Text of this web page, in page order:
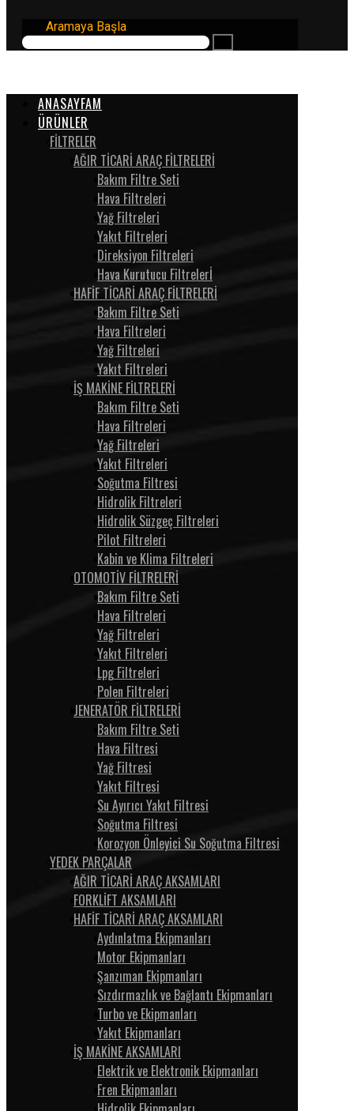
Aramaya Başla
ANASAYFAM
ÜRÜNLER
FİLTRELER
AĞIR TİCARİ ARAÇ FİLTRELERİ
Bakım Filtre Seti
Hava Filtreleri
Yağ Filtreleri
Yakıt Filtreleri
Direksiyon Filtreleri
Hava Kurutucu Filtrelerİ
HAFİF TİCARİ ARAÇ FİLTRELERİ
Bakım Filtre Seti
Hava Filtreleri
Yağ Filtreleri
Yakıt Filtreleri
İŞ MAKİNE FİLTRELERİ
Bakım Filtre Seti
Hava Filtreleri
Yağ Filtreleri
Yakıt Filtreleri
Soğutma Filtresi
Hidrolik Filtreleri
Hidrolik Süzgeç Filtreleri
Pilot Filtreleri
Kabin ve Klima Filtreleri
OTOMOTİV FİLTRELERİ
Bakım Filtre Seti
Hava Filtreleri
Yağ Filtreleri
Yakıt Filtreleri
Lpg Filtreleri
Polen Filtreleri
JENERATÖR FİLTRELERİ
Bakım Filtre Seti
Hava Filtresi
Yağ Filtresi
Yakıt Filtresi
Su Ayırıcı Yakıt Filtresi
Soğutma Filtresi
Korozyon Önleyici Su Soğutma Filtresi
YEDEK PARÇALAR
AĞIR TİCARİ ARAÇ AKSAMLARI
FORKLİFT AKSAMLARI
HAFİF TİCARİ ARAÇ AKSAMLARI
Aydınlatma Ekipmanları
Motor Ekipmanları
Şanzıman Ekipmanları
Sızdırmazlık ve Bağlantı Ekipmanları
Turbo ve Ekipmanları
Yakıt Ekipmanları
İŞ MAKİNE AKSAMLARI
Elektrik ve Elektronik Ekipmanları
Fren Ekipmanları